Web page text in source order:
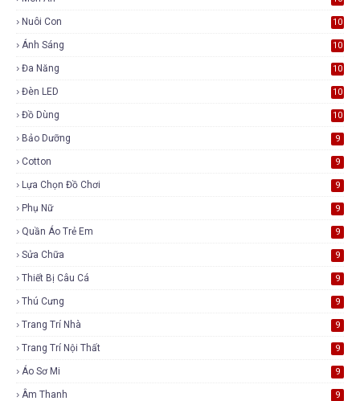
Nuôi Con 10
Ánh Sáng 10
Đa Năng 10
Đèn LED 10
Đồ Dùng 10
Bảo Dưỡng 9
Cotton 9
Lựa Chọn Đồ Chơi 9
Phụ Nữ 9
Quần Áo Trẻ Em 9
Sửa Chữa 9
Thiết Bị Câu Cá 9
Thú Cưng 9
Trang Trí Nhà 9
Trang Trí Nội Thất 9
Áo Sơ Mi 9
Âm Thanh 9